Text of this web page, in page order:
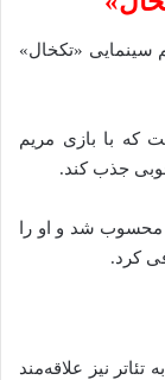
سینمایی «تکخال»
که با بازی مریم
جذب کند.
محسوب شد و او را
کرد.
نیز علاقه‌مند